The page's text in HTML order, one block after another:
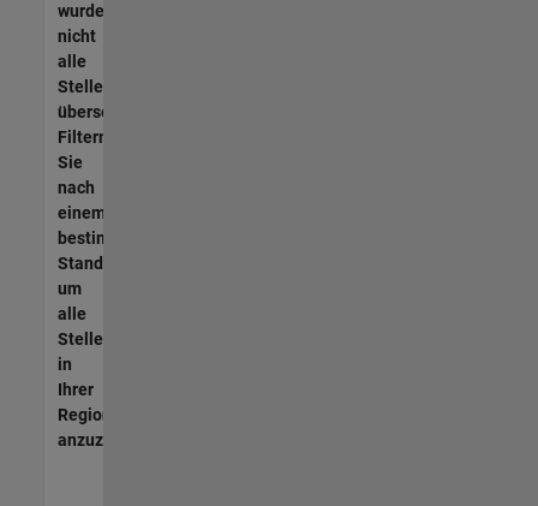
wurden
nicht
alle
Stellen
übersetzt.
Filtern
Sie
nach
einem
bestimmten
Standort,
um
alle
Stellenangebote
in
Ihrer
Region
anzuzeigen.